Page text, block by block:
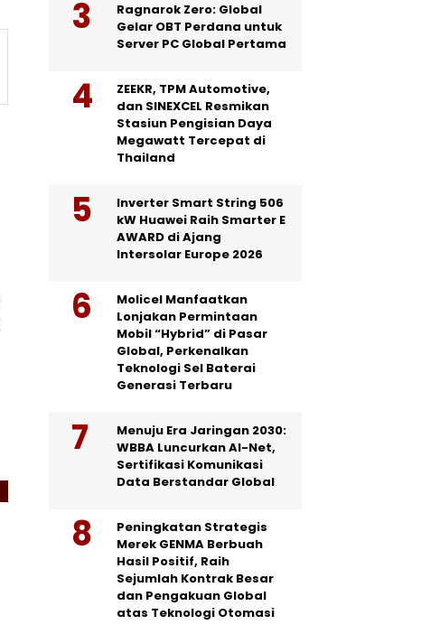
Ragnarok Zero: Global
Gelar OBT Perdana untuk
Server PC Global Pertama
ZEEKR, TPM Automotive,
dan SINEXCEL Resmikan
Stasiun Pengisian Daya
Megawatt Tercepat di
Thailand
Inverter Smart String 506
kW Huawei Raih Smarter E
AWARD di Ajang
Intersolar Europe 2026
Molicel Manfaatkan
Lonjakan Permintaan
Mobil “Hybrid” di Pasar
Global, Perkenalkan
Teknologi Sel Baterai
Generasi Terbaru
Menuju Era Jaringan 2030:
WBBA Luncurkan AI-Net,
Sertifikasi Komunikasi
Data Berstandar Global
Peningkatan Strategis
Merek GENMA Berbuah
Hasil Positif, Raih
Sejumlah Kontrak Besar
dan Pengakuan Global
atas Teknologi Otomasi